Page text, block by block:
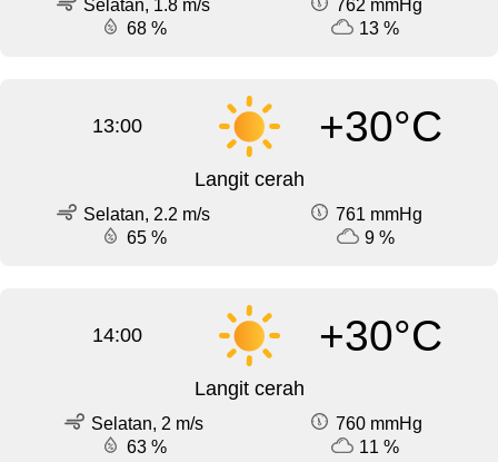
Selatan, 1.8 m/s
762 mmHg
68 %
13 %
13:00 +30°C
Langit cerah
Selatan, 2.2 m/s
761 mmHg
65 %
9 %
14:00 +30°C
Langit cerah
Selatan, 2 m/s
760 mmHg
63 %
11 %